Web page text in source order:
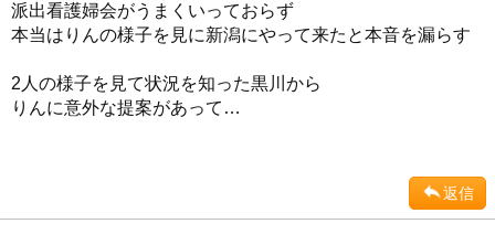
派出看護婦会がうまくいっておらず
本当はりんの様子を見に新潟にやって来たと本音を漏らす
2人の様子を見て状況を知った黒川から
りんに意外な提案があって…
返信